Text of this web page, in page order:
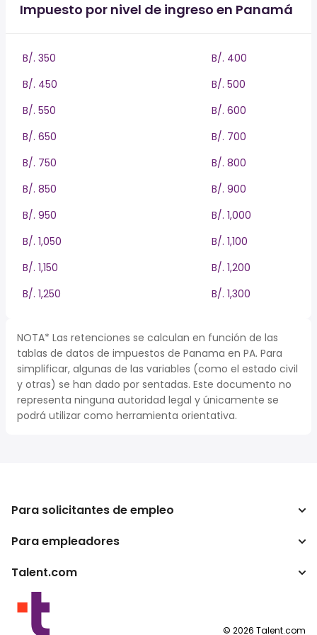
Impuesto por nivel de ingreso en Panamá
B/. 350
B/. 400
B/. 450
B/. 500
B/. 550
B/. 600
B/. 650
B/. 700
B/. 750
B/. 800
B/. 850
B/. 900
B/. 950
B/. 1,000
B/. 1,050
B/. 1,100
B/. 1,150
B/. 1,200
B/. 1,250
B/. 1,300
NOTA* Las retenciones se calculan en función de las
tablas de datos de impuestos de Panama en PA. Para
simplificar, algunas de las variables (como el estado civil
y otras) se han dado por sentadas. Este documento no
representa ninguna autoridad legal y únicamente se
podrá utilizar como herramienta orientativa.
Para solicitantes de empleo
Buscador de trabajo
Para empleadores
Empresa
Programas para publishers
Talent.com
Otros países
Condiciones de uso
© 2026 Talent.com